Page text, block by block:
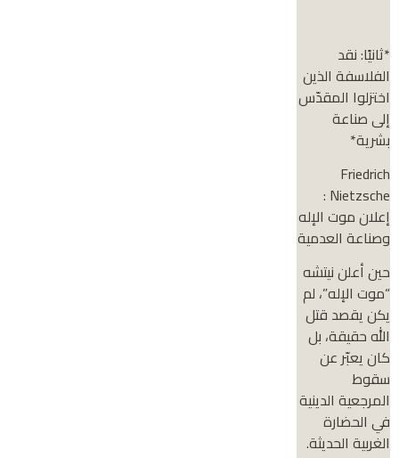
*ثانيًا: نقد
الفلاسفة الذين
اختزلوا المقدّس
إلى صناعة
بشرية*
Friedrich
Nietzsche :
إعلان موت الإله
وصناعة العدمية
حين أعلن نيتشه
“موت الإله”، لم
يكن يقصد قتل
الله حقيقة، بل
كان يعبّر عن
سقوط
المرجعية الدينية
في الحضارة
الغربية الحديثة.